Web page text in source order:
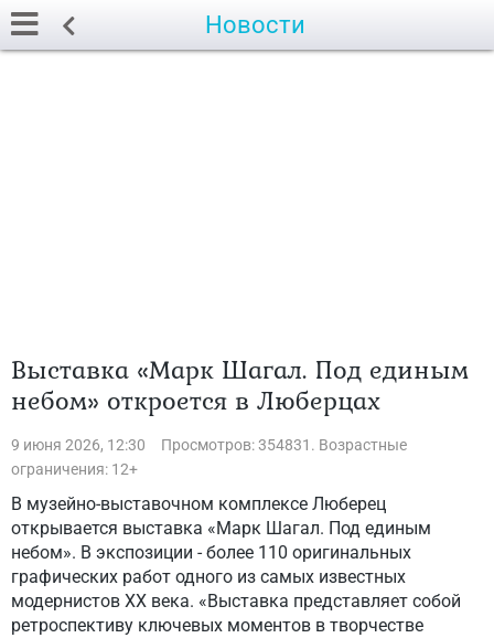
Новости
Выставка «Марк Шагал. Под единым
небом» откроется в Люберцах
9 июня 2026, 12:30
Просмотров: 354831. Возрастные
ограничения: 12+
В музейно-выставочном комплексе Люберец
открывается выставка «Марк Шагал. Под единым
небом». В экспозиции - более 110 оригинальных
графических работ одного из самых известных
модернистов ХХ века. «Выставка представляет собой
ретроспективу ключевых моментов в творчестве